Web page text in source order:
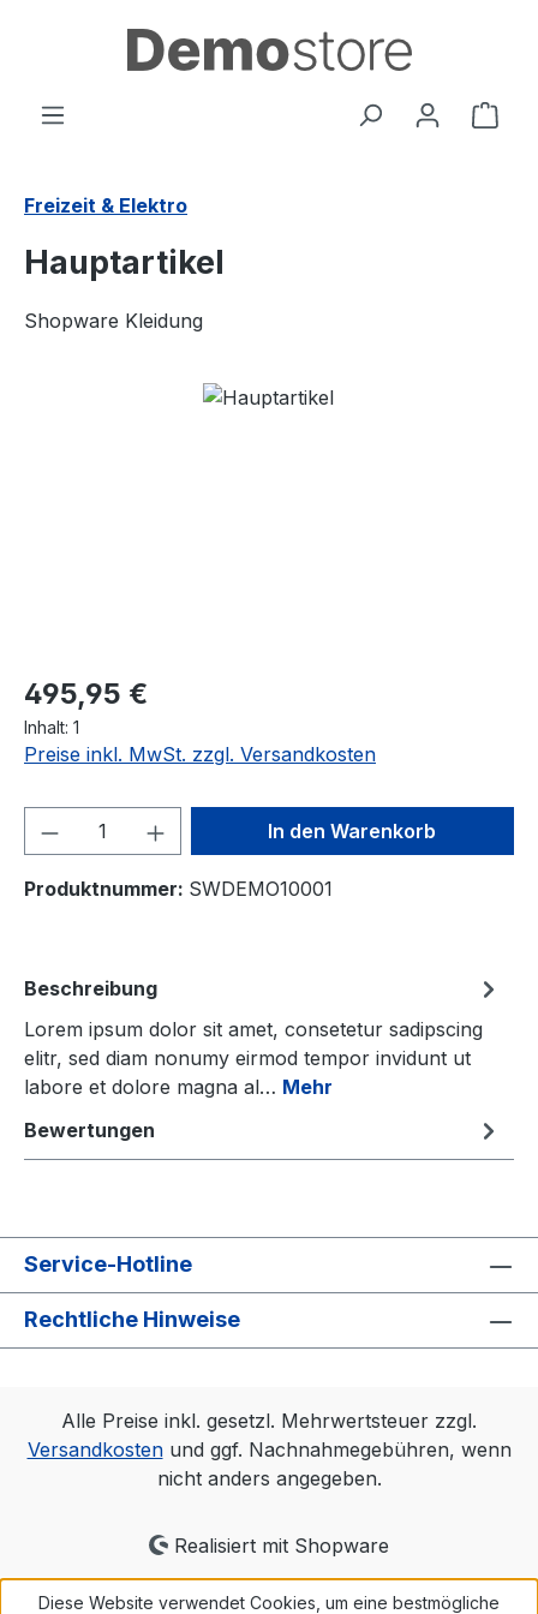
Zum Hauptinhalt springen
Freizeit & Elektro
Hauptartikel
Shopware Kleidung
Bildergalerie überspringen
Regulärer Preis:
495,95 €
Inhalt: 1
Preise inkl. MwSt. zzgl. Versandkosten
Produkt Anzahl: Gib denIn den Warenkorb
Produktnummer: SWDEMO10001
Beschreibung
Lorem ipsum dolor sit amet, consetetur sadipscing
elitr, sed diam nonumy eirmod tempor invidunt ut
labore et dolore magna al… Mehr
Bewertungen
Service-Hotline
Rechtliche Hinweise
Alle Preise inkl. gesetzl. Mehrwertsteuer zzgl.
Versandkostenund ggf. Nachnahmegebühren, wenn
nicht anders angegeben.
Realisiert mit Shopware
Diese Website verwendet Cookies, um eine bestmögliche